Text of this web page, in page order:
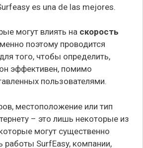
могут влиять на скорость
поэтому проводится
того, чтобы определить,
эффективен, помимо
пользователями.
местоположение или тип
– это лишь некоторые из
могут существенно
работы SurfEasy, компании,